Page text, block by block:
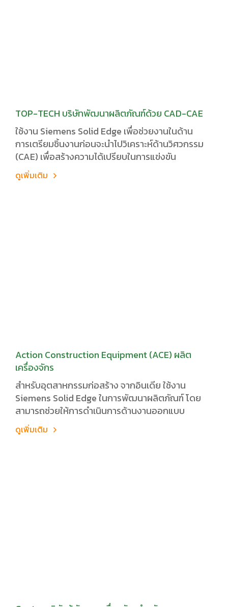
TOP-TECH บริษัทพัฒนาผลิตภัณฑ์ด้วย CAD-CAE
ใช้งาน Siemens Solid Edge เพื่อช่วยงานในด้าน
การเตรียมชิ้นงานก่อนจะนำไปวิเคราะห์ด้านวิศวกรรม
(CAE) เพื่อสร้างความได้เปรียบในการแข่งขัน
ดูเพิ่มเติม
Action Construction Equipment (ACE) ผลิต
เครื่องจักร
สำหรับอุตสาหกรรมก่อสร้าง จากอินเดีย ใช้งาน
Siemens Solid Edge ในการพัฒนาผลิตภัณฑ์ โดย
สามารถช่วยให้การดำเนินการด้านงานออกแบบ
ดูเพิ่มเติม